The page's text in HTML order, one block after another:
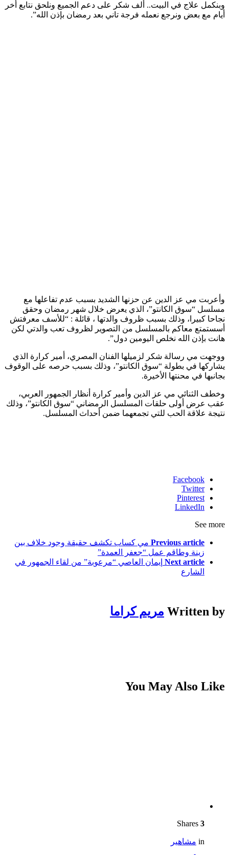
وبنكمل علاج في البيت.. ألف شكر على دعم الجميع ونلحق نتابع أخر
أيام مع بعض ونرجع نعمله فرجة تاني بعد رمضان بإذن الله”.
وأعربت مي عز الدين عن حزنها الشديد بسبب عدم تفاعلها مع
مسلسل “سوق الكانتو”، الذي يعرض خلال شهر رمضان وحقق
نجاحا كبيرا، وذلك بسبب ظروف والدتها ، قائلة : “للأسف معرفتش
أسستمتع معاكم بالمسلسل من التصوير لظروف تعب والدتي لكن
هانت بإذن الله نخلص اليومين دول”.
ووجهت مي رسالة شكر لزميلها الفنان المصري، أمير كرارة الذي
يشاركها في بطولة “سوق الكانتو”، وذلك بسبب حرصه على الوقوف
بجانبها في محنتها الأخيرة.
وخطف الثنائي مي عز الدين وأمير كرارة أنظار الجمهور العربي،
عقب عرض أولى حلقات المسلسل الرمضاني “سوق الكانتو”، وذلك
نتيجة علاقة الحب للتي تجمعهما ضمن أحداث المسلسل.
Facebook
Twitter
Pinterest
LinkedIn
See more
Previous article مي كساب تكشف حقيقة وجود خلاف بين
زينة وطاقم عمل “جعفر العمدة”
Next article إيمان العاصي “مرعوبة” من لقاء الجمهور في
الشارع
Written by مريم كراما
You May Also Like
3
in مشاهير